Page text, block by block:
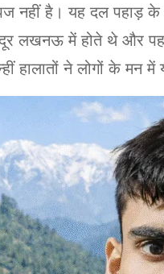
नहीं है। यह दल
लखनऊ में होते थे और
हालातों ने लोगों के मन